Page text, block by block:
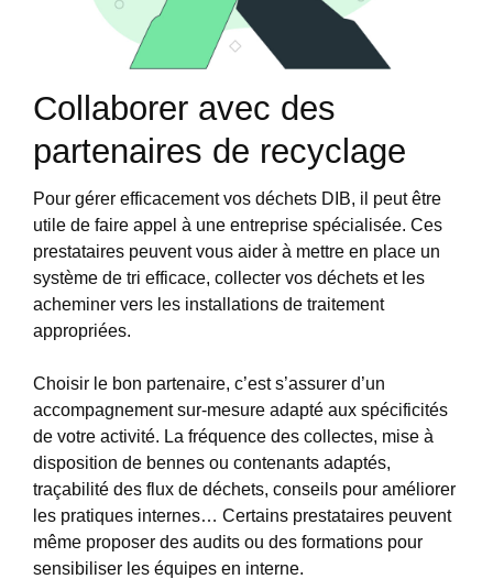
Collaborer avec des
partenaires de recyclage
Pour gérer efficacement vos déchets DIB, il peut être
utile de faire appel à une entreprise spécialisée. Ces
prestataires peuvent vous aider à mettre en place un
système de tri efficace, collecter vos déchets et les
acheminer vers les installations de traitement
appropriées.
Choisir le bon partenaire, c’est s’assurer d’un
accompagnement sur-mesure adapté aux spécificités
de votre activité. La fréquence des collectes, mise à
disposition de bennes ou contenants adaptés,
traçabilité des flux de déchets, conseils pour améliorer
les pratiques internes… Certains prestataires peuvent
même proposer des audits ou des formations pour
sensibiliser les équipes en interne.